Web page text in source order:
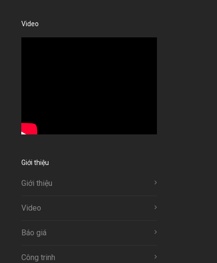
Video
Giới thiệu
Giới thiệu
Video
Báo giá
Công trinh